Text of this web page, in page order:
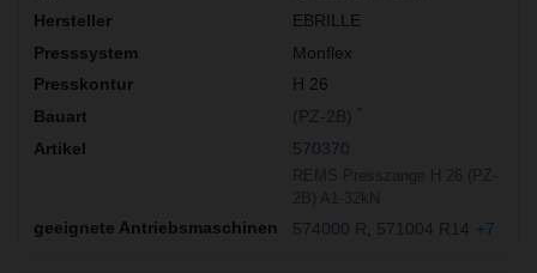
EBRILLE
Monflex
H 26
(PZ-2B)
570370
574000 R 571004 R14 +7